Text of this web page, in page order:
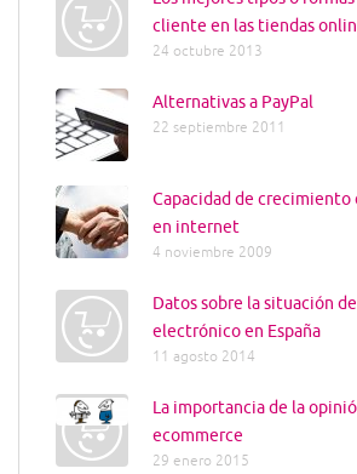
cliente en las tiendas
24 octubre 2013
Alternativas a PayPal
22 septiembre 2011
Capacidad de crecimiento
en internet
4 noviembre 2009
Datos sobre la situación
electrónico en España
11 agosto 2014
La importancia de la
ecommerce
29 enero 2015